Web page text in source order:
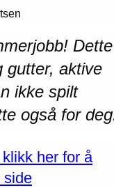
Dette
gutter, aktive
ikke spilt
også for
her for å
side